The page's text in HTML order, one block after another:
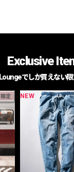
Exclusive
でしか買えない
限定 NEW